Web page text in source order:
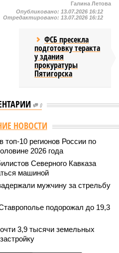
Галина Летова
Опубликовано: 13.07.2026 16:12
Отредактировано: 13.07.2026 16:12
ФСБ пресекла
подготовку теракта
у здания
прокуратуры
Пятигорска
0
НОВОСТИ
10 регионов России по
2026 года
Северного Кавказа
машиной
мужчину за стрельбу
подорожал до 19,3
3,9 тысячи земельных